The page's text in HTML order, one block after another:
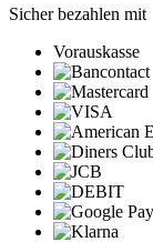
Sicher bezahlen mit
Vorauskasse